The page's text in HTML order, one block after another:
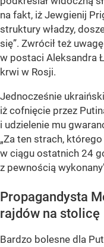
na fakt, iż Jewgienij
struktury władzy,
się”. Zwrócił też
w postaci Aleksandra
krwi w Rosji.
Jednocześnie
iż cofnięcie przez
i udzielenie mu
„Za ten strach,
w ciągu ostatnich 24
z pewnością
Propagandysta
rajdów na stolicę
Bardzo bolesne dla